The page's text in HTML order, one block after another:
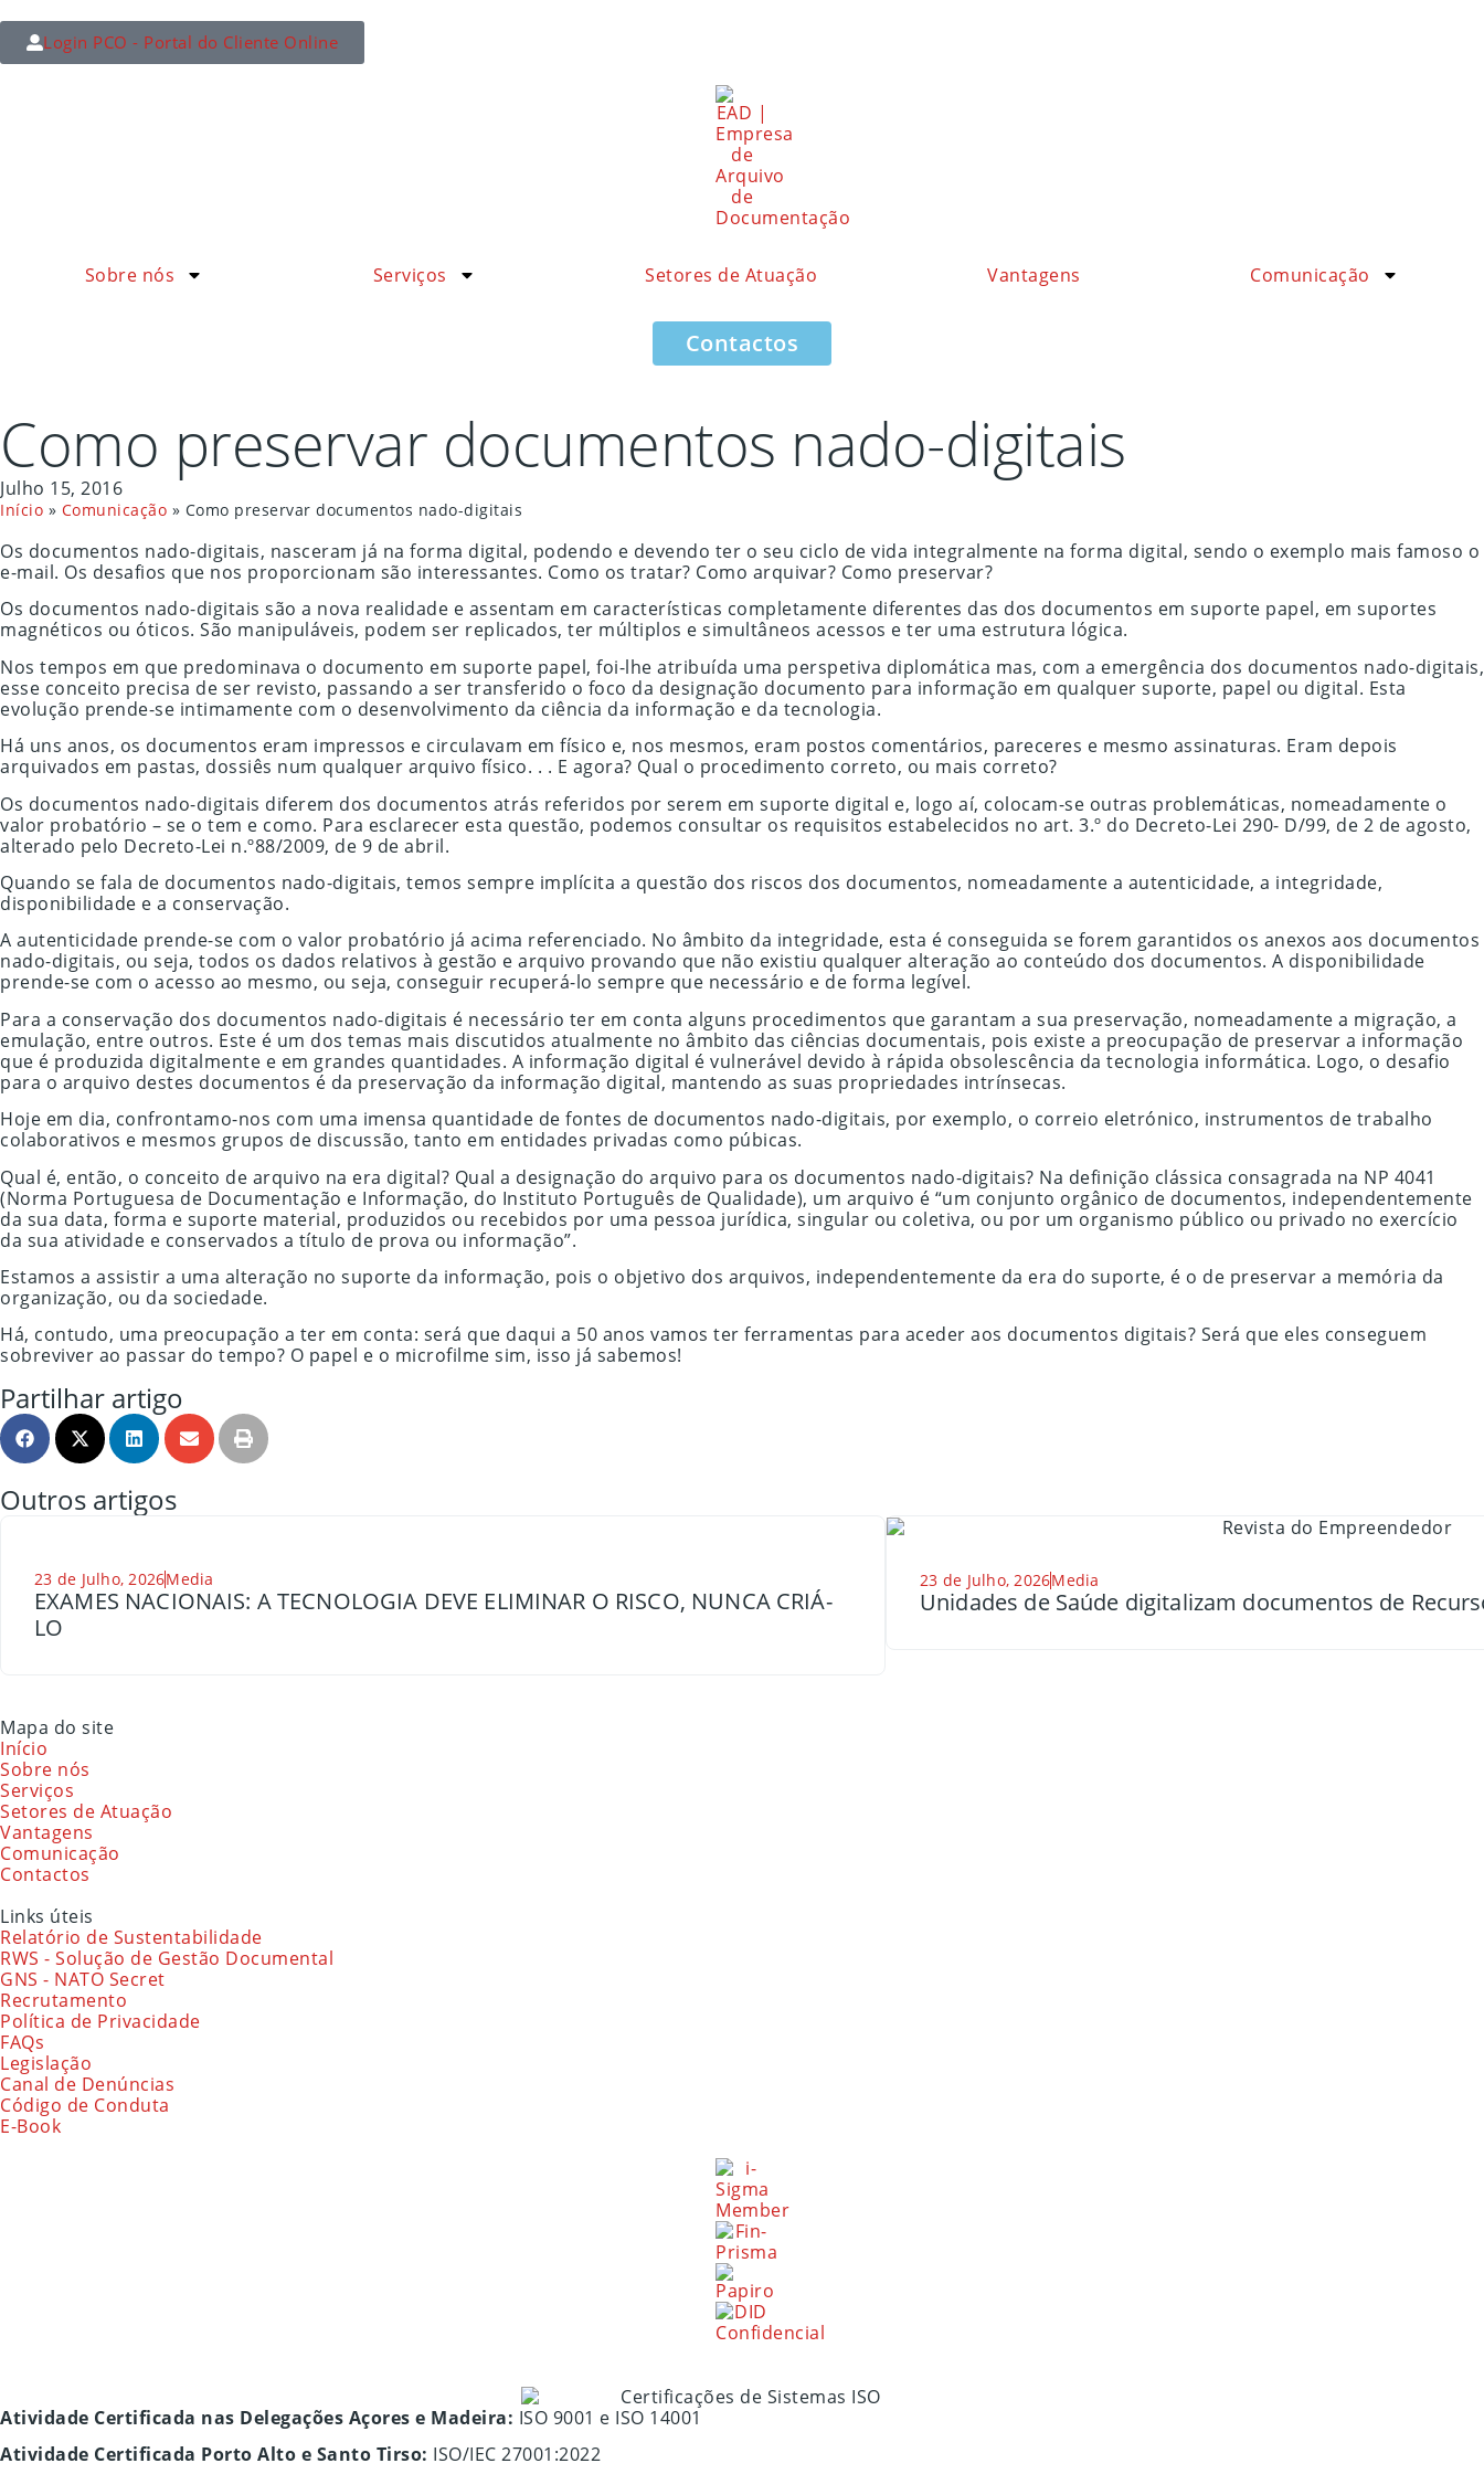
Login PCO - Portal do Cliente Online
Sobre nós Serviços Setores de Atuação Vantagens Comunicação
Contactos
Como preservar documentos nado-digitais
Julho 15, 2016
Início » Comunicação » Como preservar documentos nado-digitais
Os documentos nado-digitais, nasceram já na forma digital, podendo e devendo ter o seu ciclo de vida integralmente na forma digital, sendo o exemplo mais famoso o
e-mail. Os desafios que nos proporcionam são interessantes. Como os tratar? Como arquivar? Como preservar?
Os documentos nado-digitais são a nova realidade e assentam em características completamente diferentes das dos documentos em suporte papel, em suportes
magnéticos ou óticos. São manipuláveis, podem ser replicados, ter múltiplos e simultâneos acessos e ter uma estrutura lógica.
Nos tempos em que predominava o documento em suporte papel, foi-lhe atribuída uma perspetiva diplomática mas, com a emergência dos documentos nado-digitais,
esse conceito precisa de ser revisto, passando a ser transferido o foco da designação documento para informação em qualquer suporte, papel ou digital. Esta
evolução prende-se intimamente com o desenvolvimento da ciência da informação e da tecnologia.
Há uns anos, os documentos eram impressos e circulavam em físico e, nos mesmos, eram postos comentários, pareceres e mesmo assinaturas. Eram depois
arquivados em pastas, dossiês num qualquer arquivo físico. . . E agora? Qual o procedimento correto, ou mais correto?
Os documentos nado-digitais diferem dos documentos atrás referidos por serem em suporte digital e, logo aí, colocam-se outras problemáticas, nomeadamente o
valor probatório – se o tem e como. Para esclarecer esta questão, podemos consultar os requisitos estabelecidos no art. 3.º do Decreto-Lei 290- D/99, de 2 de agosto,
alterado pelo Decreto-Lei n.º88/2009, de 9 de abril.
Quando se fala de documentos nado-digitais, temos sempre implícita a questão dos riscos dos documentos, nomeadamente a autenticidade, a integridade,
disponibilidade e a conservação.
A autenticidade prende-se com o valor probatório já acima referenciado. No âmbito da integridade, esta é conseguida se forem garantidos os anexos aos documentos
nado-digitais, ou seja, todos os dados relativos à gestão e arquivo provando que não existiu qualquer alteração ao conteúdo dos documentos. A disponibilidade
prende-se com o acesso ao mesmo, ou seja, conseguir recuperá-lo sempre que necessário e de forma legível.
Para a conservação dos documentos nado-digitais é necessário ter em conta alguns procedimentos que garantam a sua preservação, nomeadamente a migração, a
emulação, entre outros. Este é um dos temas mais discutidos atualmente no âmbito das ciências documentais, pois existe a preocupação de preservar a informação
que é produzida digitalmente e em grandes quantidades. A informação digital é vulnerável devido à rápida obsolescência da tecnologia informática. Logo, o desafio
para o arquivo destes documentos é da preservação da informação digital, mantendo as suas propriedades intrínsecas.
Hoje em dia, confrontamo-nos com uma imensa quantidade de fontes de documentos nado-digitais, por exemplo, o correio eletrónico, instrumentos de trabalho
colaborativos e mesmos grupos de discussão, tanto em entidades privadas como púbicas.
Qual é, então, o conceito de arquivo na era digital? Qual a designação do arquivo para os documentos nado-digitais? Na definição clássica consagrada na NP 4041
(Norma Portuguesa de Documentação e Informação, do Instituto Português de Qualidade), um arquivo é “um conjunto orgânico de documentos, independentemente
da sua data, forma e suporte material, produzidos ou recebidos por uma pessoa jurídica, singular ou coletiva, ou por um organismo público ou privado no exercício
da sua atividade e conservados a título de prova ou informação”.
Estamos a assistir a uma alteração no suporte da informação, pois o objetivo dos arquivos, independentemente da era do suporte, é o de preservar a memória da
organização, ou da sociedade.
Há, contudo, uma preocupação a ter em conta: será que daqui a 50 anos vamos ter ferramentas para aceder aos documentos digitais? Será que eles conseguem
sobreviver ao passar do tempo? O papel e o microfilme sim, isso já sabemos!
Partilhar artigo
Outros artigos
23 de Julho, 2026Media
EXAMES NACIONAIS: A TECNOLOGIA DEVE ELIMINAR O RISCO, NUNCA CRIÁ-
LO
23 de Julho, 2026Media
Unidades de Saúde digitalizam documentos de
Mapa do site
Início
Sobre nós
Serviços
Setores de Atuação
Vantagens
Comunicação
Contactos
Links úteis
Relatório de Sustentabilidade
RWS - Solução de Gestão Documental
GNS - NATO Secret
Recrutamento
Política de Privacidade
FAQs
Legislação
Canal de Denúncias
Código de Conduta
E-Book
Atividade Certificada nas Delegações Açores e Madeira: ISO 9001 e ISO 14001
Atividade Certificada Porto Alto e Santo Tirso: ISO/IEC 27001:2022